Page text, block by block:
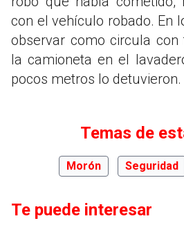
con el vehículo robado. En
observar como circula con
la camioneta en el
pocos metros lo detuvieron.
Temas de
Morón Seguridad
Te puede interesar